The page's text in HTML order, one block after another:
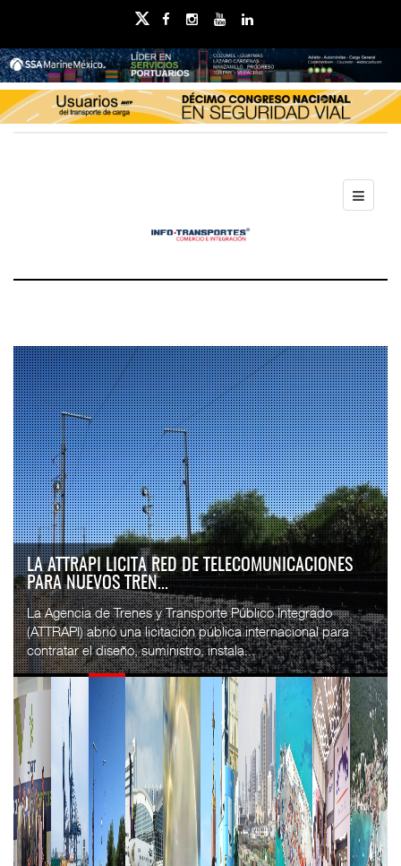
LA ATTRAPI LICITA RED DE TELECOMUNICACIONES
PARA NUEVOS TREN...
La Agencia de Trenes y Transporte Público Integrado
(ATTRAPI) abrió una licitación pública internacional para
contratar el diseño, suministro, instala...